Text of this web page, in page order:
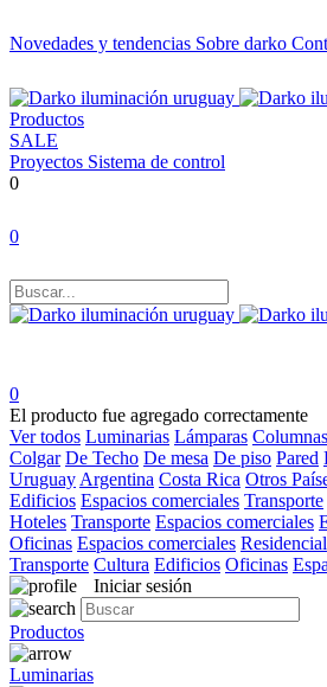
Novedades y tendencias Sobre darko
Productos
SALE
Proyectos Sistema de control
0
0
0
El producto fue agregado correctamente
Ver todos Luminarias Lámparas Columnas
Colgar De Techo De mesa De piso Pared
Uruguay Argentina Costa Rica Otros
Edificios Espacios comerciales Transporte
Hoteles Transporte Espacios comerciales
Oficinas Espacios comerciales Residencial
Transporte Cultura Edificios Oficinas
Iniciar sesión
Productos
Luminarias